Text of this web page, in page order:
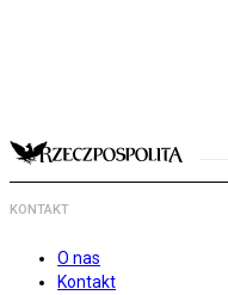
KONTAKT
O nas
Kontakt